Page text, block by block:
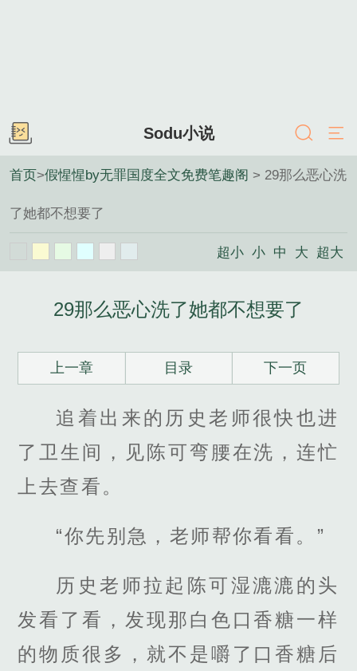
Sodu小说
首页>假惺惺by无罪国度全文免费笔趣阁 > 29那么恶心洗
了她都不想要了
超小 小 中 大 超大
29那么恶心洗了她都不想要了
上一章 目录 下一页
追着出来的历史老师很快也进
了卫生间，见陈可弯腰在洗，连忙
上去查看。
“你先别急，老师帮你看看。”
历史老师拉起陈可湿漉漉的头
发看了看，发现那白色口香糖一样
的物质很多，就不是嚼了口香糖后